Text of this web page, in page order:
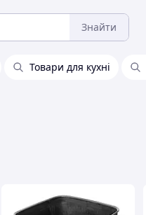
Знайти
Товари для кухні